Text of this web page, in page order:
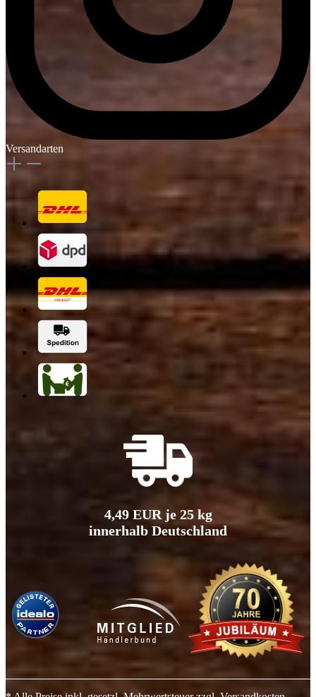
Versandarten
4,49 EUR je 25 kg
innerhalb Deutschland